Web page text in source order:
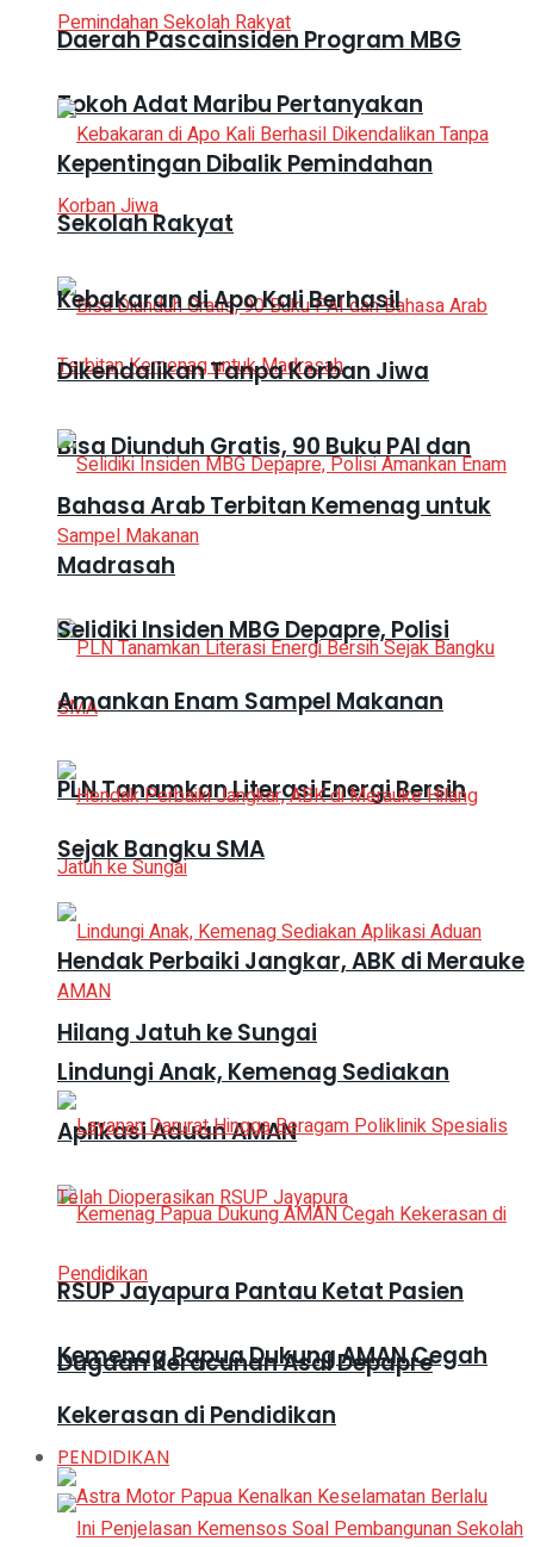
Tokoh Adat Maribu Pertanyakan
Kepentingan Dibalik Pemindahan
Sekolah Rakyat
Bisa Diunduh Gratis, 90 Buku PAI dan
Bahasa Arab Terbitan Kemenag untuk
Madrasah
PLN Tanamkan Literasi Energi Bersih
Sejak Bangku SMA
Lindungi Anak, Kemenag Sediakan
Aplikasi Aduan AMAN
Kemenag Papua Dukung AMAN Cegah
Kekerasan di Pendidikan
Daerah Pascainsiden Program MBG
Kebakaran di Apo Kali Berhasil
Dikendalikan Tanpa Korban Jiwa
Selidiki Insiden MBG Depapre, Polisi
Amankan Enam Sampel Makanan
Hendak Perbaiki Jangkar, ABK di Merauke
Hilang Jatuh ke Sungai
RSUP Jayapura Pantau Ketat Pasien
Dugaan Keracunan Asal Depapre
PENDIDIKAN